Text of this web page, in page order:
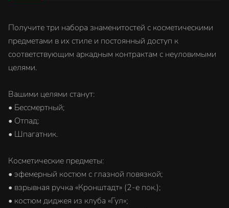
Получите три набора знаменитостей с косметическими
предметами в их стиле и постоянный доступ к
соответствующим аркадным контрактам с неуловимыми
целями.
Вашими целями станут:
• Бессмертный;
• Отпад;
• Шпагатник.
Косметические предметы:
• эфемерный костюм с глазной повязкой;
• взрывная ручка «Кронштадт» (2-е пок.);
• костюм диджея из клуба «Гул»;